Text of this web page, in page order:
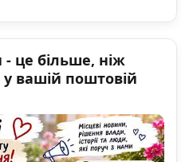
- це більше, ніж
у вашій поштовій